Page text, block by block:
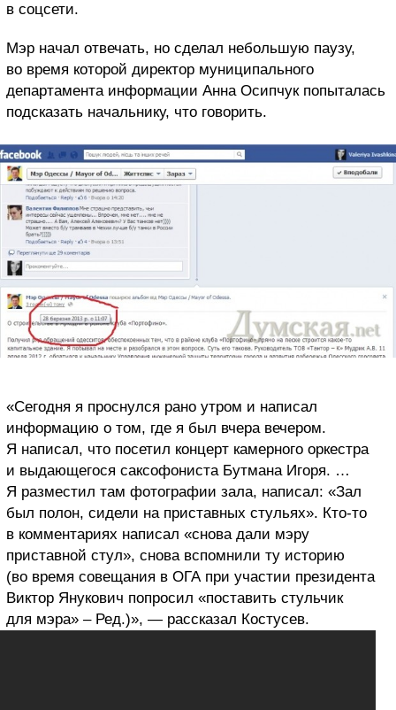
в соцсети.
Мэр начал отвечать, но сделал небольшую паузу,
во время которой директор муниципального
департамента информации Анна Осипчук попыталась
подсказать начальнику, что говорить.
«Сегодня я проснулся рано утром и написал
информацию о том, где я был вчера вечером.
Я написал, что посетил концерт камерного оркестра
и выдающегося саксофониста Бутмана Игоря. …
Я разместил там фотографии зала, написал: «Зал
был полон, сидели на приставных стульях». Кто-то
в комментариях написал «снова дали мэру
приставной стул», снова вспомнили ту историю
(во время совещания в ОГА при участии президента
Виктор Янукович попросил «поставить стульчик
для мэра» – Ред.)», — рассказал Костусев.